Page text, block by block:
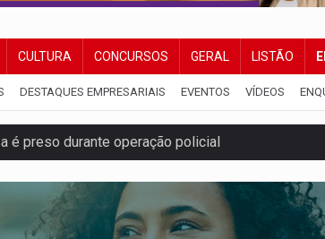
CULTURA CONCURSOS GERAL LISTÃO
DESTAQUES EMPRESARIAIS EVENTOS VÍDEOS
é preso durante operação policial
SEATER/RO
nesta quinta-feira (6) no Espaço